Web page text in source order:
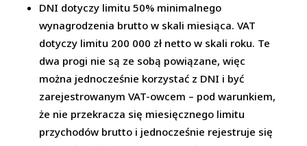
DNI dotyczy limitu 50% minimalnego
wynagrodzenia brutto w skali miesiąca. VAT
dotyczy limitu 200 000 zł netto w skali roku. Te
dwa progi nie są ze sobą powiązane, więc
można jednocześnie korzystać z DNI i być
zarejestrowanym VAT-owcem – pod warunkiem,
że nie przekracza się miesięcznego limitu
przychodów brutto i jednocześnie rejestruje się